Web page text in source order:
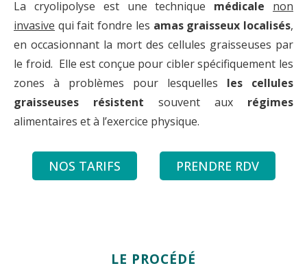
La cryolipolyse est une technique médicale
non
invasive qui fait fondre les amas graisseux localisés,
en occasionnant la mort des cellules graisseuses par
le froid. Elle est conçue pour cibler spécifiquement les
zones à problèmes pour lesquelles les cellules
graisseuses résistent souvent aux régimes
alimentaires et à l’exercice physique.
NOS TARIFS PRENDRE RDV
LE PROCÉDÉ